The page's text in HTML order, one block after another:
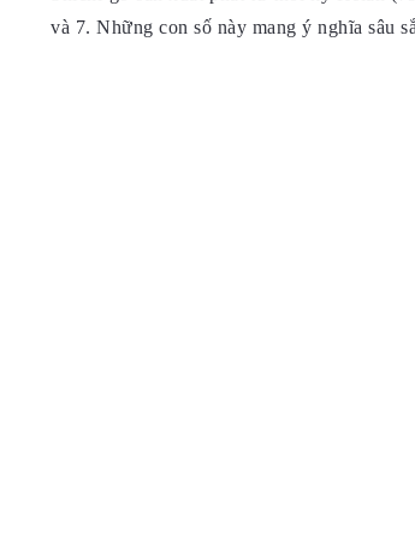
và 7. Những con số này mang ý nghĩa sâu